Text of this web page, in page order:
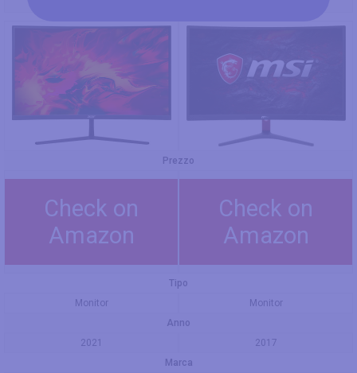
Prezzo
Check on
Amazon
Check on
Amazon
Tipo
Monitor
Monitor
Anno
2021
2017
Marca